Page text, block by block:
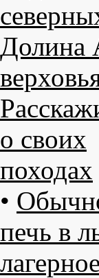
Долина
о своих
походах
•
печь в